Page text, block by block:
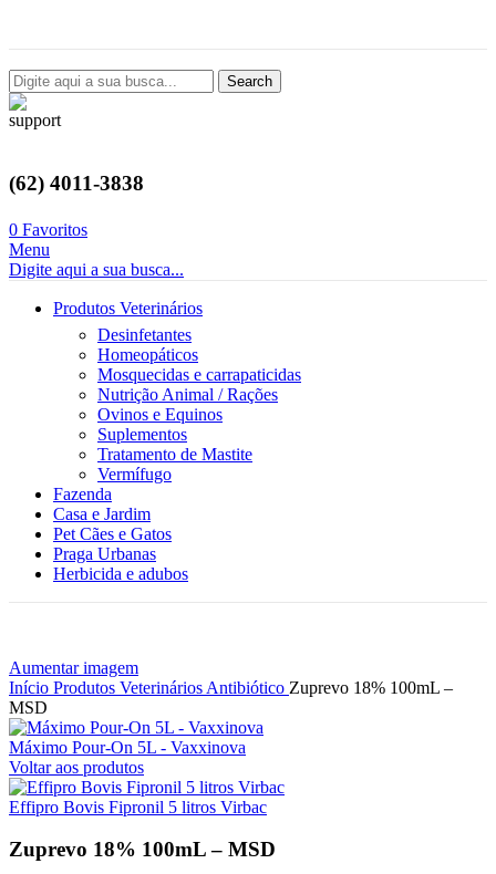
Search
(62) 4011-3838
0 Favoritos
Menu
Digite aqui a sua busca...
Produtos Veterinários
Desinfetantes
Homeopáticos
Mosquecidas e carrapaticidas
Nutrição Animal / Rações
Ovinos e Equinos
Suplementos
Tratamento de Mastite
Vermífugo
Fazenda
Casa e Jardim
Pet Cães e Gatos
Praga Urbanas
Herbicida e adubos
Aumentar imagem
Início Produtos Veterinários Antibiótico Zuprevo 18% 100mL –
MSD
Máximo Pour-On 5L - Vaxxinova
Voltar aos produtos
Effipro Bovis Fipronil 5 litros Virbac
Zuprevo 18% 100mL – MSD